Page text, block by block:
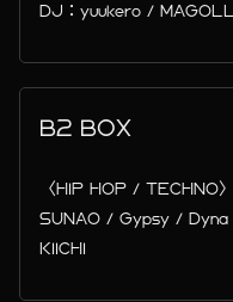
DJ：yuukero /
B2 BOX
〈HIP HOP / TECHNO〉
SUNAO / Gypsy /
KIICHI